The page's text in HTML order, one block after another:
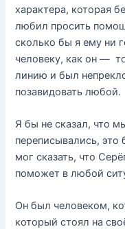
характера, которая
любил просить
сколько бы я ему ни
человеку, как он —
линию и был
позавидовать любой.
Я бы не сказал, что
переписывались, это
мог сказать, что
поможет в любой
Он был человеком,
который стоял на